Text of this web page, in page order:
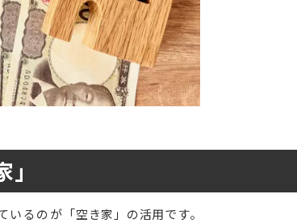
いるのが 「空き家」の活用です。